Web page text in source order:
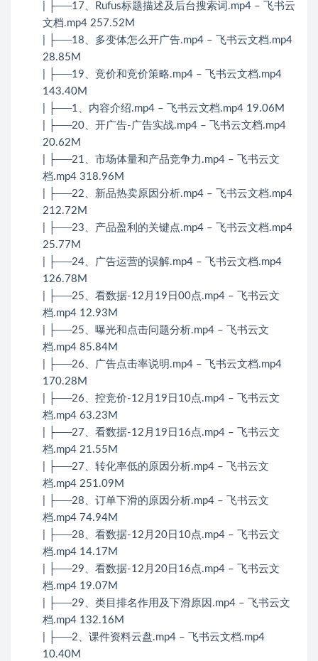
| ├──17、Rufus标题描述及后台搜索词.mp4 – 飞书云
文档.mp4 257.52M
| ├──18、多变体怎么开广告.mp4 – 飞书云文档.mp4
28.85M
| ├──19、竞价和竞价策略.mp4 – 飞书云文档.mp4
143.40M
| ├──1、内容介绍.mp4 – 飞书云文档.mp4 19.06M
| ├──20、开广告-广告实战.mp4 – 飞书云文档.mp4
20.62M
| ├──21、市场体量和产品竞争力.mp4 – 飞书云文
档.mp4 318.96M
| ├──22、新品热卖原因分析.mp4 – 飞书云文档.mp4
212.72M
| ├──23、产品盈利的关键点.mp4 – 飞书云文档.mp4
25.77M
| ├──24、广告运营的误解.mp4 – 飞书云文档.mp4
126.78M
| ├──25、看数据-12月19日00点.mp4 – 飞书云文
档.mp4 12.93M
| ├──25、曝光和点击问题分析.mp4 – 飞书云文
档.mp4 85.84M
| ├──26、广告点击率说明.mp4 – 飞书云文档.mp4
170.28M
| ├──26、控竞价-12月19日10点.mp4 – 飞书云文
档.mp4 63.23M
| ├──27、看数据-12月19日16点.mp4 – 飞书云文
档.mp4 21.55M
| ├──27、转化率低的原因分析.mp4 – 飞书云文
档.mp4 251.09M
| ├──28、订单下滑的原因分析.mp4 – 飞书云文
档.mp4 74.94M
| ├──28、看数据-12月20日10点.mp4 – 飞书云文
档.mp4 14.17M
| ├──29、看数据-12月20日16点.mp4 – 飞书云文
档.mp4 19.07M
| ├──29、类目排名作用及下滑原因.mp4 – 飞书云文
档.mp4 132.16M
| ├──2、课件资料云盘.mp4 – 飞书云文档.mp4
10.40M